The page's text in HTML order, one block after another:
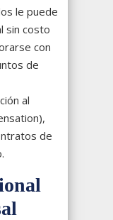
le puede
sin costo
con
de
al
de